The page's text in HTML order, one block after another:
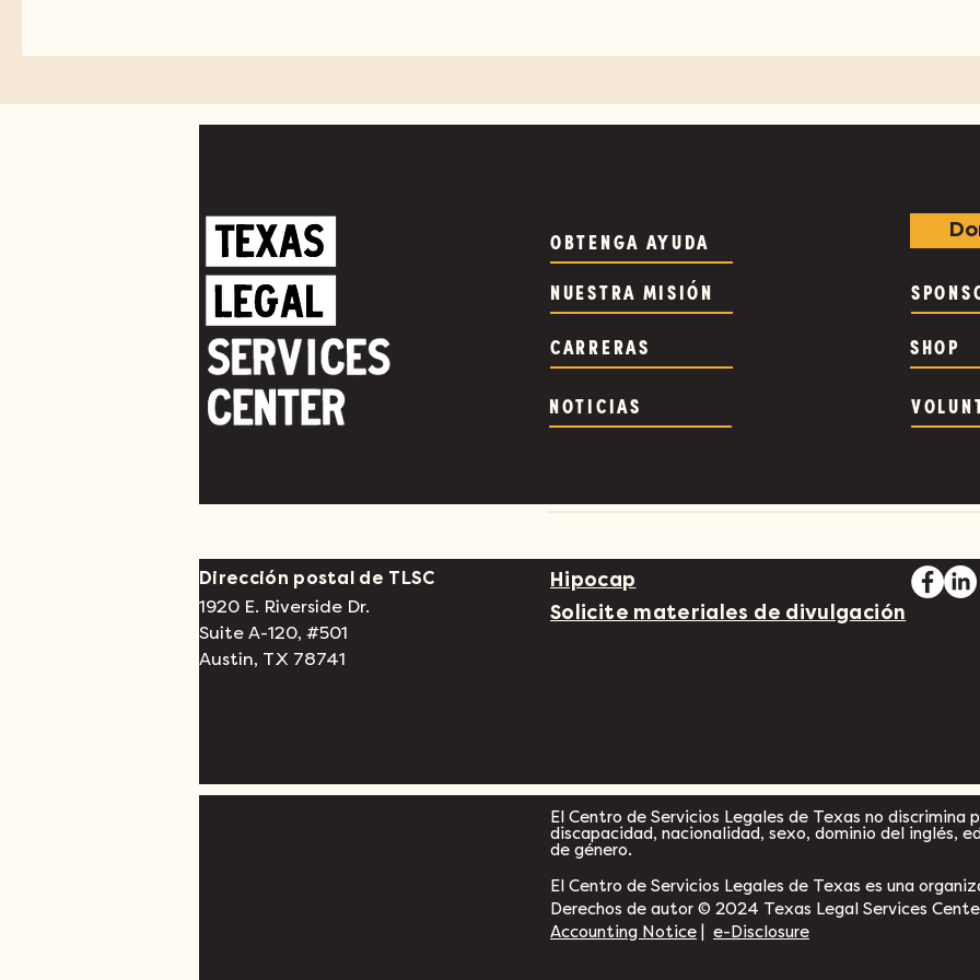
OBTENGA AYUDA
NUESTRA MISIÓN
CARRERAS
NOTICIAS
SHOP
Dirección postal de TLSC
1920 E. Riverside Dr.
Suite A-120, #501
Austin, TX 78741
Hipocap
Solicite materiales de divulgación
El Centro de Servicios Legales de Texas no discrimina
discapacidad, nacionalidad, sexo, dominio del inglés,
de género.
El Centro de Servicios Legales de Texas es una
Derechos de autor © 2024 Texas Legal Services
Accounting Notice
e-Disclosure